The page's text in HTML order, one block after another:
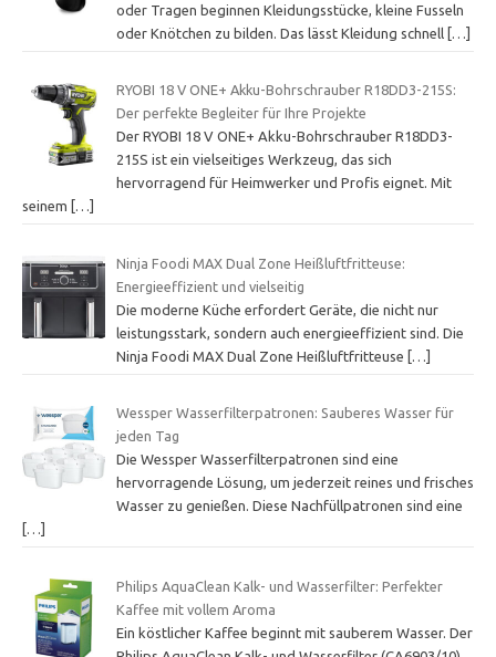
oder Tragen beginnen Kleidungsstücke, kleine Fusseln
oder Knötchen zu bilden. Das lässt Kleidung schnell […]
RYOBI 18 V ONE+ Akku-Bohrschrauber R18DD3-215S:
Der perfekte Begleiter für Ihre Projekte
Der RYOBI 18 V ONE+ Akku-Bohrschrauber R18DD3-
215S ist ein vielseitiges Werkzeug, das sich
hervorragend für Heimwerker und Profis eignet. Mit
seinem
[…]
Ninja Foodi MAX Dual Zone Heißluftfritteuse:
Energieeffizient und vielseitig
Die moderne Küche erfordert Geräte, die nicht nur
leistungsstark, sondern auch energieeffizient sind. Die
Ninja Foodi MAX Dual Zone Heißluftfritteuse […]
Wessper Wasserfilterpatronen: Sauberes Wasser für
jeden Tag
Die Wessper Wasserfilterpatronen sind eine
hervorragende Lösung, um jederzeit reines und frisches
Wasser zu genießen. Diese Nachfüllpatronen sind eine
[…]
Philips AquaClean Kalk- und Wasserfilter: Perfekter
Kaffee mit vollem Aroma
Ein köstlicher Kaffee beginnt mit sauberem Wasser. Der